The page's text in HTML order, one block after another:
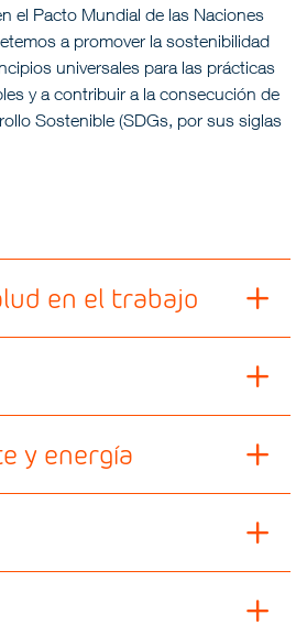
el Pacto Mundial de las Naciones
a promover la sostenibilidad
universales para las prácticas
y a contribuir a la consecución de
Sostenible (SDGs, por sus siglas
en el trabajo
y energía